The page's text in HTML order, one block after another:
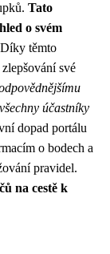
Tato
o svém
Díky těmto
své
účastníky
dopad portálu
o bodech a
pravidel.
na cestě k